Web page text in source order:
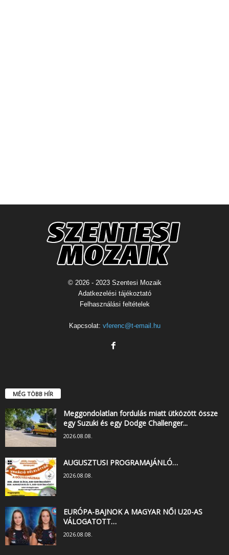
© 2026 - 2023 Szentesi Mozaik
Adatkezelési tájékoztató
Felhasználási feltételek
Kapcsolat: vferenc@t-email.hu
MÉG TÖBB HÍR
Meggondolatlan fordulás miatt ütközött össze
egy Suzuki és egy Dodge Challenger...
2026.08.08.
AUGUSZTUSI PROGRAMAJÁNLÓ…
2026.08.08.
EURÓPA-BAJNOK A MAGYAR NŐI U20-AS
VÁLOGATOTT…
2026.08.08.